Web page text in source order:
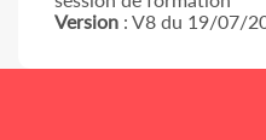
Version : V8 du 19/07/